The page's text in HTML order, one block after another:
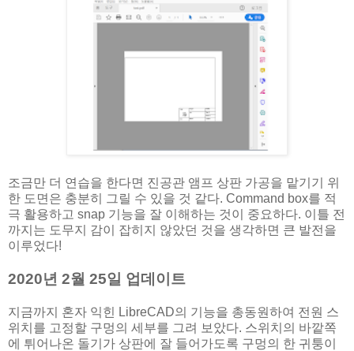
조금만 더 연습을 한다면 진공관 앰프 상판 가공을 맡기기 위
한 도면은 충분히 그릴 수 있을 것 같다. Command box를 적
극 활용하고 snap 기능을 잘 이해하는 것이 중요하다. 이틀 전
까지는 도무지 감이 잡히지 않았던 것을 생각하면 큰 발전을
이루었다!
2020년 2월 25일 업데이트
지금까지 혼자 익힌 LibreCAD의 기능을 총동원하여 전원 스
위치를 고정할 구멍의 세부를 그려 보았다. 스위치의 바깥쪽
에 튀어나온 돌기가 상판에 잘 들어가도록 구멍의 한 귀퉁이